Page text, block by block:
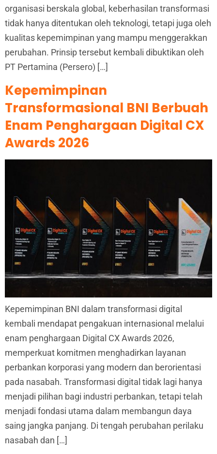
organisasi berskala global, keberhasilan transformasi
tidak hanya ditentukan oleh teknologi, tetapi juga oleh
kualitas kepemimpinan yang mampu menggerakkan
perubahan. Prinsip tersebut kembali dibuktikan oleh
PT Pertamina (Persero) […]
Kepemimpinan
Transformasional BNI Berbuah
Enam Penghargaan Digital CX
Awards 2026
Kepemimpinan BNI dalam transformasi digital
kembali mendapat pengakuan internasional melalui
enam penghargaan Digital CX Awards 2026,
memperkuat komitmen menghadirkan layanan
perbankan korporasi yang modern dan berorientasi
pada nasabah. Transformasi digital tidak lagi hanya
menjadi pilihan bagi industri perbankan, tetapi telah
menjadi fondasi utama dalam membangun daya
saing jangka panjang. Di tengah perubahan perilaku
nasabah dan […]